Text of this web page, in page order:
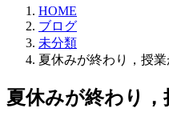
HOME
ブログ
未分類
夏休みが終わり，授業
夏休みが終わり，